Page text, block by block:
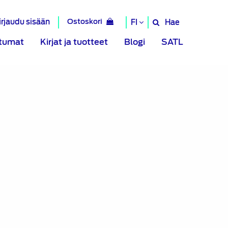
sisään Ostoskori FI
Hae
Hae
Kirjat ja tuotteet Blogi SATL